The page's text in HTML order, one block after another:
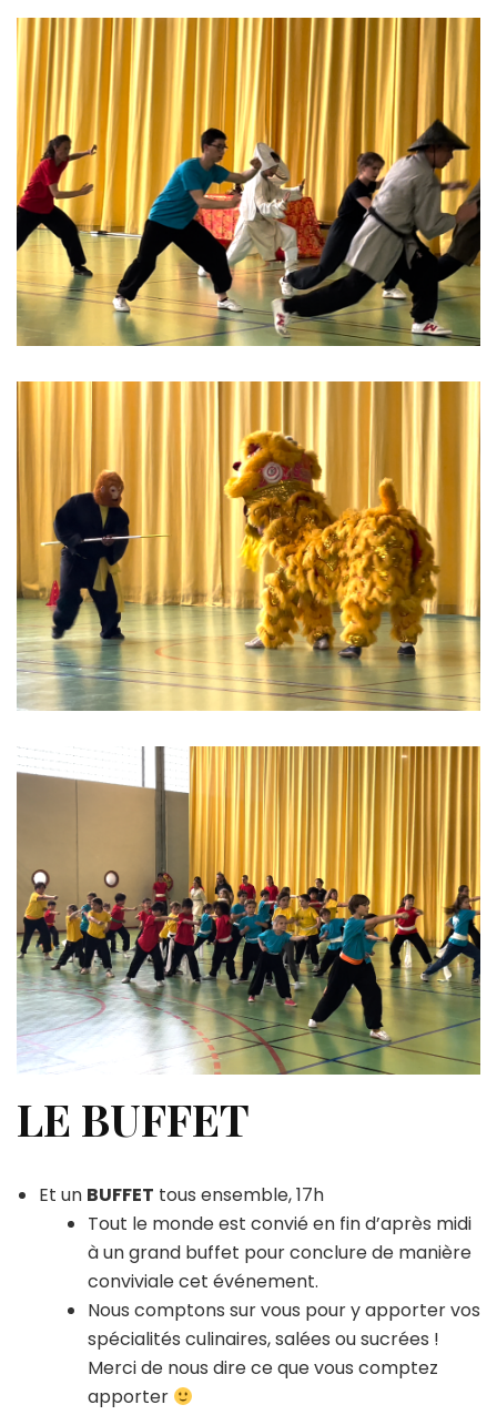
LE BUFFET
Et un BUFFET tous ensemble, 17h
Tout le monde est convié en fin d’après midi
à un grand buffet pour conclure de manière
conviviale cet événement.
Nous comptons sur vous pour y apporter vos
spécialités culinaires, salées ou sucrées !
Merci de nous dire ce que vous comptez
apporter